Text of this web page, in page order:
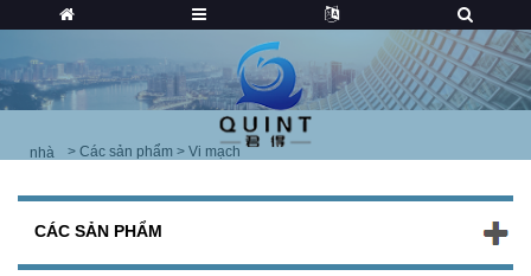
nhà > Các sản phẩm > Vi mạch
CÁC SẢN PHẨM